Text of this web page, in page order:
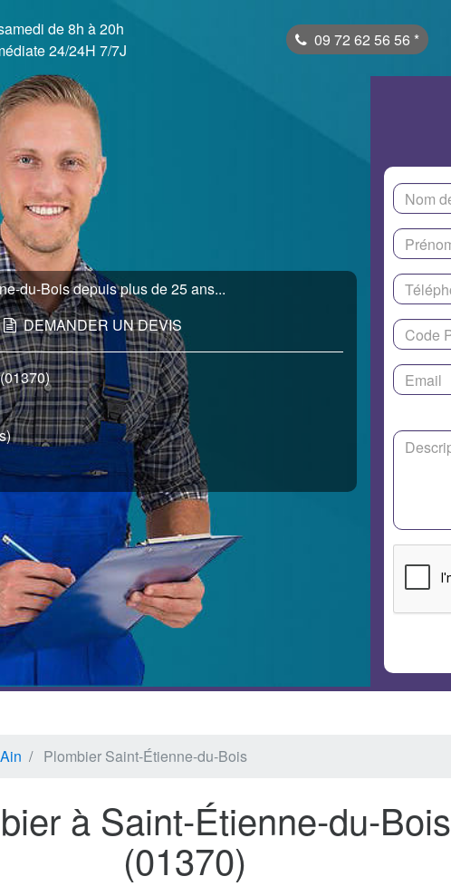
de 8h à 20h
24/24H 7/7J
09 72 62 56 56 *
du-Bois depuis plus de 25 ans...
DEMANDER UN DEVIS
Plombier Saint-Étienne-du-Bois
à Saint-Étienne-du-Bois
(01370)